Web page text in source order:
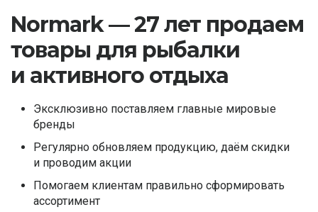
Normark — 27 лет продаем
товары для рыбалки
и активного отдыха
Эксклюзивно поставляем главные мировые
бренды
Регулярно обновляем продукцию, даём скидки
и проводим акции
Помогаем клиентам правильно сформировать
ассортимент